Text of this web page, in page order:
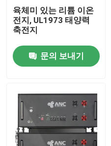
연락처
뉴스
가정용 도구 전지 저장
주거용 배터리 저장 시스템
육체미 있는 리튬 이온
전지, UL1973 태양력
축전지
문의 보내기